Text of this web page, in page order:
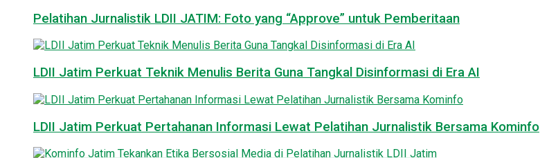
Pelatihan Jurnalistik LDII JATIM: Foto yang “Approve” untuk Pemberitaan
LDII Jatim Perkuat Teknik Menulis Berita Guna Tangkal Disinformasi di Era AI
LDII Jatim Perkuat Pertahanan Informasi Lewat Pelatihan Jurnalistik Bersama Kominfo